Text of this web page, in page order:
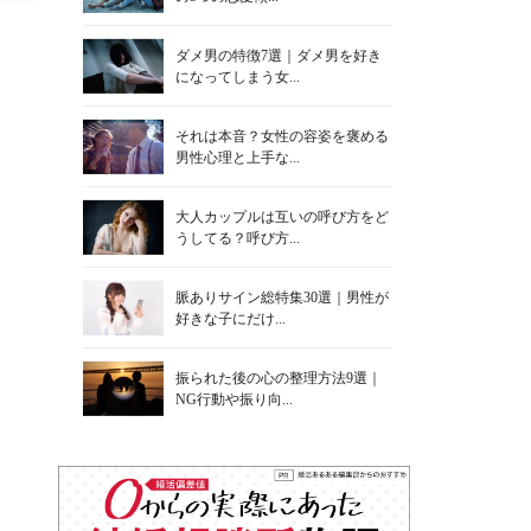
ダメ男の特徴7選｜ダメ男を好き
になってしまう女...
それは本音？女性の容姿を褒める
男性心理と上手な...
大人カップルは互いの呼び方をど
うしてる？呼び方...
脈ありサイン総特集30選｜男性が
好きな子にだけ...
振られた後の心の整理方法9選｜
NG行動や振り向...